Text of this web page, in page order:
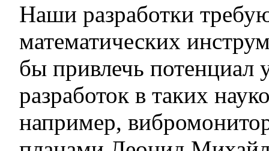
Наши разработки
математических
бы привлечь потенциал
разработок в таких
например,